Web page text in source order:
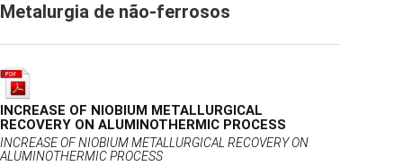
Metalurgia de não-ferrosos
INCREASE OF NIOBIUM METALLURGICAL
RECOVERY ON ALUMINOTHERMIC PROCESS
INCREASE OF NIOBIUM METALLURGICAL RECOVERY ON
ALUMINOTHERMIC PROCESS